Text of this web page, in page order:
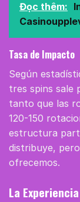
Đọc thêm:
Tasa de Impacto
Según
tres spins sale
tanto que las
120-150
estructura
distribuye,
ofrecemos.
La